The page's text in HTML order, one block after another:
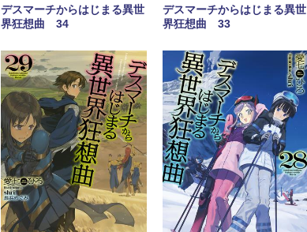
デスマーチからはじまる異世
界狂想曲 34
デスマーチからはじまる異世
界狂想曲 33